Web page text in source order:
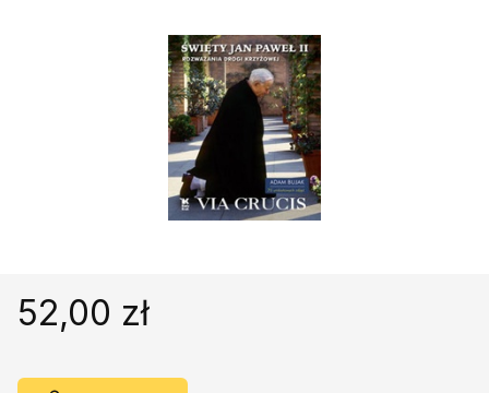
Książki obcojęzyczne
Poradniki, leksykony...
Promocja
52,00 zł